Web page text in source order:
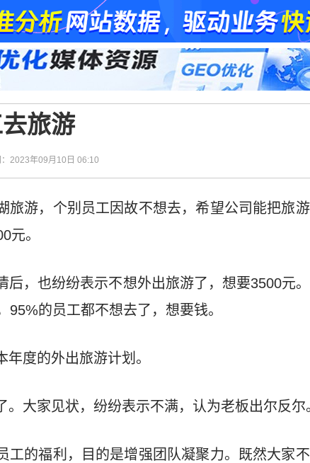
旅游
：2023年09月10日 06:10
旅游，个别员工因故不想去，希望公司能把旅
元。
后，也纷纷表示不想外出旅游了，想要3500元
的员工都不想去了，想要钱。
度的外出旅游计划。
。大家见状，纷纷表示不满，认为老板出尔反尔
工的福利，目的是增强团队凝聚力。既然大家